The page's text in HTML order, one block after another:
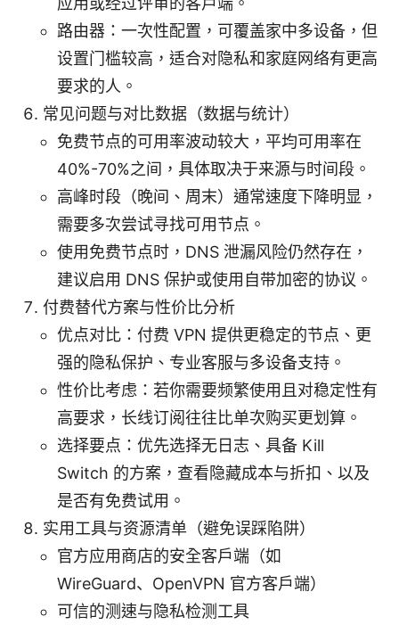
路由器：一次性配置，可覆盖家中多设备，但
设置门槛较高，适合对隐私和家庭网络有更高
要求的人。
常见问题与对比数据（数据与统计）
免费节点的可用率波动较大，平均可用率在
40%-70%之间，具体取决于来源与时间段。
高峰时段（晚间、周末）通常速度下降明显，
需要多次尝试寻找可用节点。
使用免费节点时，DNS 泄漏风险仍然存在，
建议启用 DNS 保护或使用自带加密的协议。
付费替代方案与性价比分析
优点对比：付费 VPN 提供更稳定的节点、更
强的隐私保护、专业客服与多设备支持。
性价比考虑：若你需要频繁使用且对稳定性有
高要求，长线订阅往往比单次购买更划算。
选择要点：优先选择无日志、具备 Kill
Switch 的方案，查看隐藏成本与折扣、以及
是否有免费试用。
实用工具与资源清单（避免误踩陷阱）
官方应用商店的安全客户端（如
WireGuard、OpenVPN 官方客户端）
可信的测速与隐私检测工具